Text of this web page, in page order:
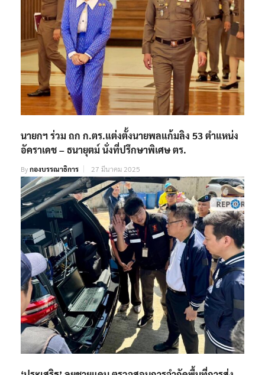
นายกฯ ร่วม ถก ก.ตร.แต่งตั้งนายพลแก้มลิง 53 ตำแหน่ง
อัคราเดช – ธนายุตม์ นั่งที่ปรึกษาพิเศษ ตร.
Byกองบรรณาธิการ 27 มีนาคม 2025